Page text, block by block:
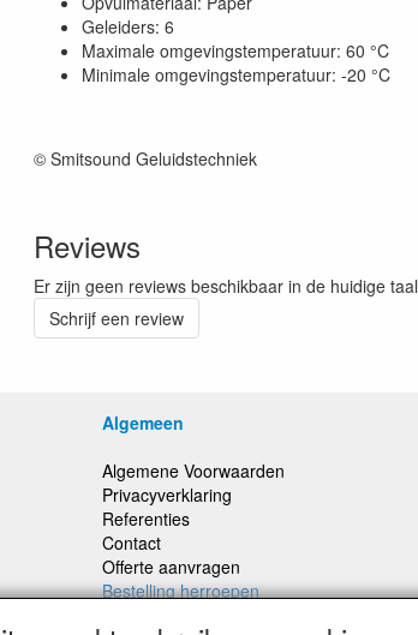
Geleiders: 6
Maximale omgevingstemperatuur: 60 °C
Minimale omgevingstemperatuur: -20 °C
© Smitsound Geluidstechniek
Reviews
Er zijn geen reviews beschikbaar in de huidige taal
Schrijf een review
Algemeen
Algemene Voorwaarden
Privacyverklaring
Referenties
Contact
Offerte aanvragen
Bestelling herroepen